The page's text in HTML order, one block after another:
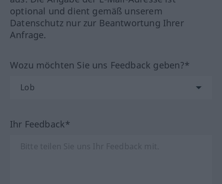
optional und dient gemäß unserem
Datenschutz nur zur Beantwortung Ihrer
Anfrage.
Wozu möchten Sie uns Feedback geben?*
Ihr Feedback*